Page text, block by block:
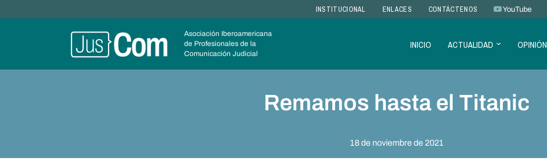
INSTITUCIONAL ENLACES CONTÁCTENOS YouTube
Asociación Iberoamericana
de Profesionales de la
Comunicación Judicial
INICIO ACTUALIDAD OPINIÓN
Remamos hasta el Titanic
18 de noviembre de 2021